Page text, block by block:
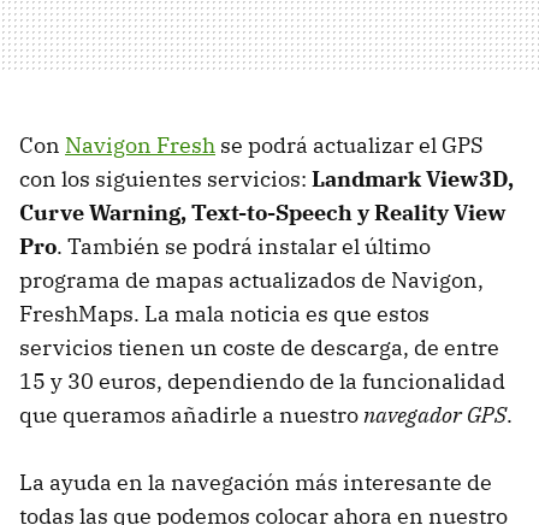
Con Navigon Fresh se podrá actualizar el GPS
con los siguientes servicios: Landmark View3D,
Curve Warning, Text-to-Speech y Reality View
Pro. También se podrá instalar el último
programa de mapas actualizados de Navigon,
FreshMaps. La mala noticia es que estos
servicios tienen un coste de descarga, de entre
15 y 30 euros, dependiendo de la funcionalidad
que queramos añadirle a nuestronavegador GPS.
La ayuda en la navegación más interesante de
todas las que podemos colocar ahora en nuestro